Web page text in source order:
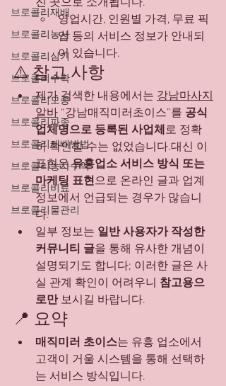
브로콜리재배
브로콜리농사
브로콜리심기
브로콜리수확
브로콜리모종
브로콜리파종
브로콜리재배방법
브로콜리농사수익
브로콜리비료
브로콜리물관리
진 곳으로 소개됩니다.
영업시간, 인원별 가격, 무료 픽
업 등의 서비스 정보가 안내되
어 있습니다.
⚠️ 참고 사항
제가 검색한 내용에서는 강남마사지
알바 “강남매직미러초이스”를 공식
업체명으로 등록된 사업체 로 정확
히 확인할 수는 없었습니다.대신 이
표현은 유흥업소 서비스 방식 또는
마케팅 표현으로 온라인 글과 업계
정보에서 언급되는 경우가 많습니
다.
일부 정보는 일반 사용자가 작성한
커뮤니티 글을 통해 유사한 개념이
설명되기도 합니다; 이러한 글은 사
실 관계 확인이 어려우니 참고용으
로만 보시길 바랍니다.
📍 요약
매직미러 초이스는 유흥 업소에서
고객이 거울 시스템을 통해 선택하
는 서비스 방식입니다.